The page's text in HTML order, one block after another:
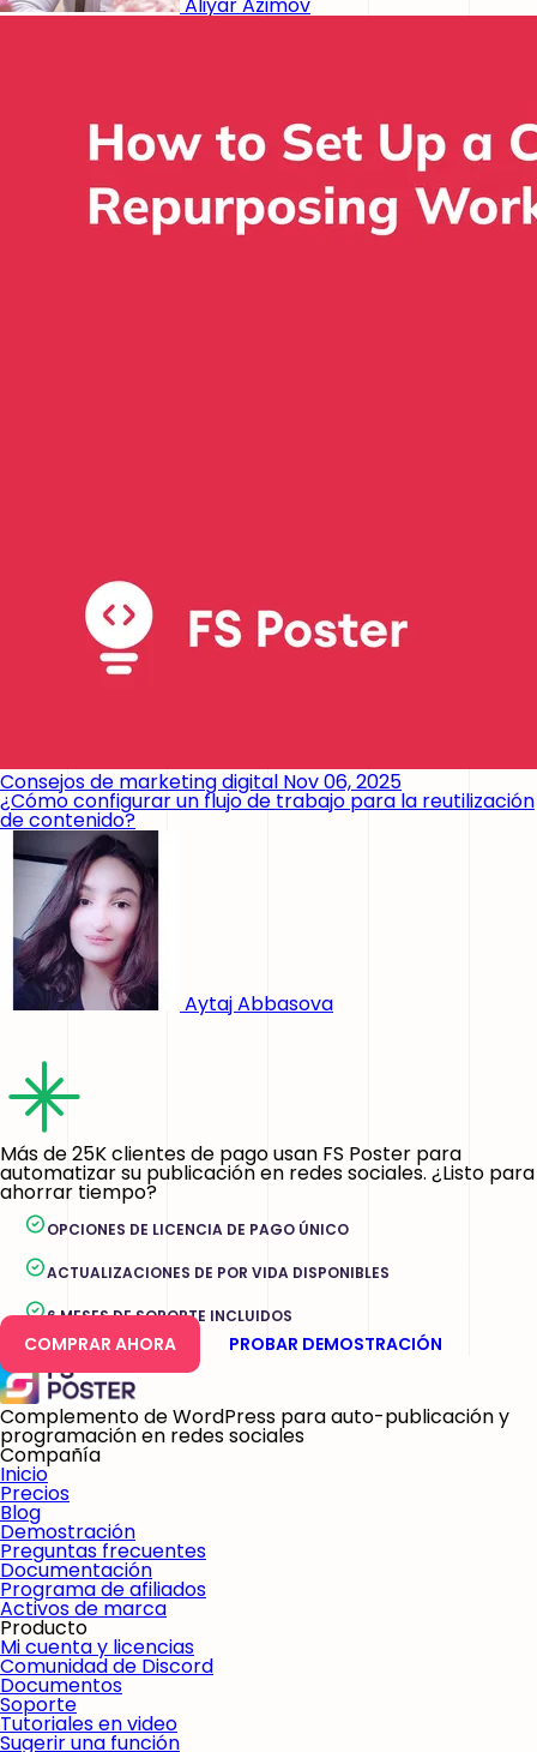
Consejos de marketing digital Nov 06, 2025
¿Cómo configurar un flujo de trabajo para la reutilización
de contenido?
Aytaj Abbasova
Más de 25K clientes de pago usan FS Poster para
automatizar su publicación en redes sociales. ¿Listo para
ahorrar tiempo?
OPCIONES DE LICENCIA DE PAGO ÚNICO
ACTUALIZACIONES DE POR VIDA DISPONIBLES
6 MESES DE SOPORTE INCLUIDOS
COMPRAR AHORA PROBAR DEMOSTRACIÓN
Complemento de WordPress para auto-publicación y
programación en redes sociales
Compañía
Inicio
Precios
Blog
Demostración
Preguntas frecuentes
Documentación
Programa de afiliados
Activos de marca
Producto
Mi cuenta y licencias
Comunidad de Discord
Documentos
Soporte
Tutoriales en video
Sugerir una función